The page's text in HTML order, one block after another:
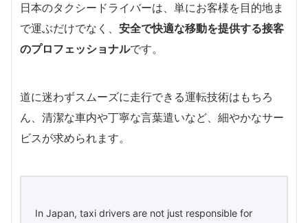
日本のタクシードライバーは、単にお客様を目的地ま
で運ぶだけでなく、 安全で快適な移動を提供する接客
のプロフェッショナルです。
道に迷わずスムーズに走行できる運転技術はもちろ
ん、清潔な車内や丁寧な言葉遣いなど、細やかなサー
ビスが求められます。
In Japan, taxi drivers are not just responsible for